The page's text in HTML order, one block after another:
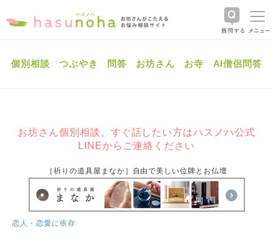
個別相談 つぶやき 問答 お坊さん お寺 AI僧侶問答
お坊さん個別相談。すぐ話したい方はハスノハ公式
LINEからご連絡ください
［祈りの道具屋まなか］自由で美しい位牌とお仏壇
恋人・恋愛に依存